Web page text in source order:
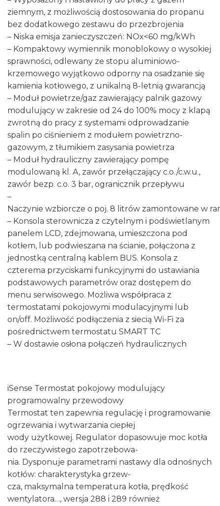
ziemnym, z możliwością dostosowania do propanu
bez dodatkowego zestawu do przezbrojenia
– Niska emisja zanieczyszczeń: NOx<60 mg/kWh
– Kompaktowy wymiennik monoblokowy o wysokiej
sprawności, odlewany ze stopu aluminiowo-
krzemowego wyjątkowo odporny na osadzanie się
kamienia kotłowego, z unikalną 8-letnią gwarancją
– Moduł powietrze/gaz zawierający palnik gazowy
modulujący w zakresie od 24 do 100% mocy z klapą
zwrotną do pracy z systemami odprowadzanie
spalin po ciśnieniem z modułem powietrzno-
gazowym, z tłumikiem zasysania powietrza
– Moduł hydrauliczny zawierający pompę
modulowaną kl. A, zawór przełączający c.o./c.w.u.,
zawór bezp. c.o. 3 bar, ogranicznik przepływu
–
Naczynie wzbiorcze o poj. 8 litrów zamontowane w
– Konsola sterownicza z czytelnym i podświetlanym
panelem LCD, zdejmowana, umieszczona pod
kotłem, lub podwieszana na ścianie, połączona z
jednostką centralną kablem BUS. Konsola z
czterema przyciskami funkcyjnymi do ustawiania
podstawowych parametrów oraz dostępem do
menu serwisowego. Możliwa współpraca z
termostatami pokojowymi modulacyjnymi lub
on/off. Możliwość podłączenia z siecią Wi-Fi za
pośrednictwem termostatu SMART TC
– W dostawie osłona połączeń hydraulicznych
iSense Termostat pokojowy modulujący
programowalny przewodowy
Termostat ten zapewnia regulację i programowanie
ogrzewania i wytwarzania ciepłej
wody użytkowej. Regulator dopasowuje moc kotła
do rzeczywistego zapotrzebowa-
nia. Dysponuje parametrami nastawy dla odnośnych
kotłów: charakterystyka grzew-
cza, maksymalna temperatura kotła, prędkość
wentylatora…, wersja 288 i 289 również